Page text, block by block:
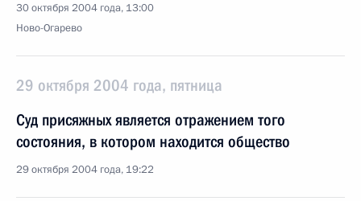
30 октября 2004 года, 13:00
Ново-Огарево
29 октября 2004 года, пятница
Суд присяжных является отражением того
состояния, в котором находится общество
29 октября 2004 года, 19:22